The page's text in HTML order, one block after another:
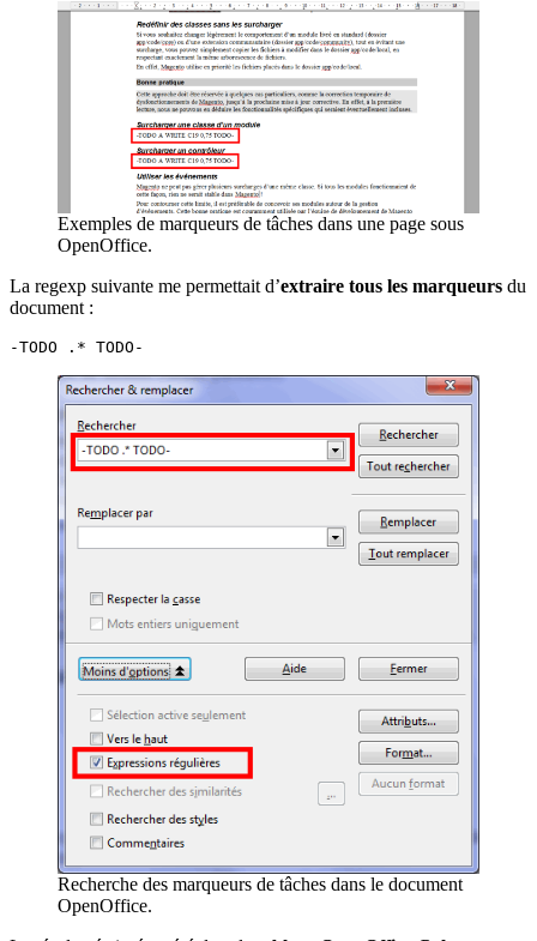
Exemples de marqueurs de tâches dans une page sous
OpenOffice.
La regexp suivante me permettait d’extraire tous les marqueurs du
document :
-TODO .* TODO-
Recherche des marqueurs de tâches dans le document
OpenOffice.